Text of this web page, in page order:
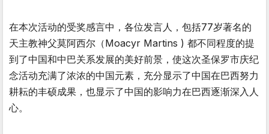
在本次活动的受奖感言中，各位发言人，包括77岁著名的
天主教神父莫阿西尔（Moacyr Martins ) 都不同程度的提
到了中国和中巴关系发展的美好前景，使这次圣保罗市庆纪
念活动充满了浓浓的中国元素，充分显示了中国在巴西努力
耕耘的丰硕成果，也显示了中国的影响力在巴西逐渐深入人
心。